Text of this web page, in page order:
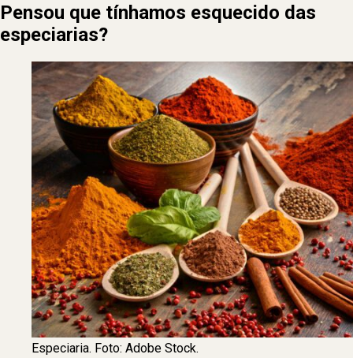
Pensou que tínhamos esquecido das
especiarias?
Especiaria. Foto: Adobe Stock.